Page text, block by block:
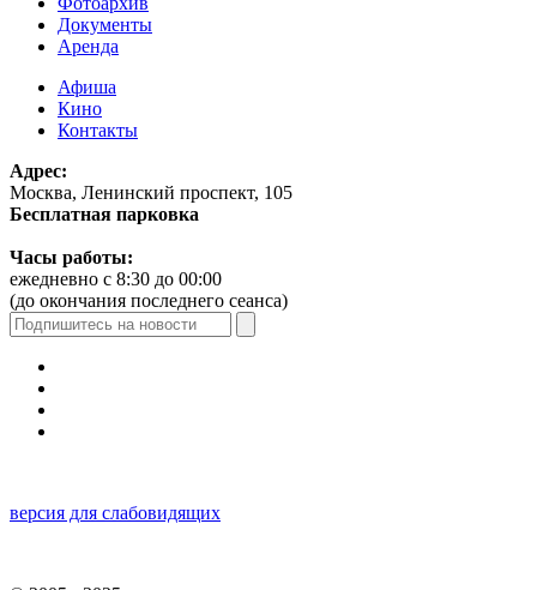
Документы
Аренда
Афиша
Кино
Контакты
Адрес:
Москва, Ленинский проспект, 105
Бесплатная парковка
Часы работы:
ежедневно с 8:30 до 00:00
(до окончания последнего сеанса)
версия для слабовидящих